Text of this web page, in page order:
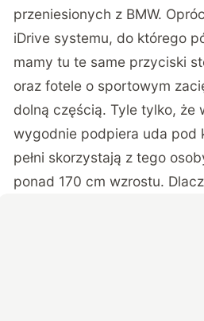
przeniesionych z BMW.
iDrive systemu, do którego
mamy tu te same przyciski
oraz fotele o sportowym
dolną częścią. Tyle tylko, że
wygodnie podpiera uda pod
pełni skorzystają z tego
ponad 170 cm wzrostu.